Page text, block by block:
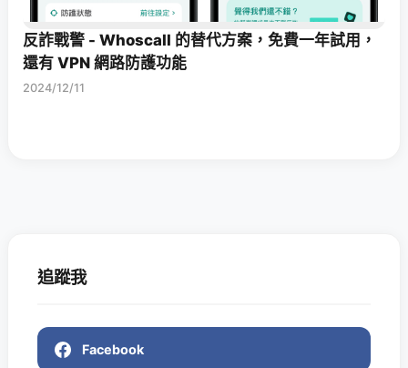
反詐戰警 - Whoscall 的替代方案，免費一年試用，
還有 VPN 網路防護功能
2024/12/11
追蹤我
Facebook